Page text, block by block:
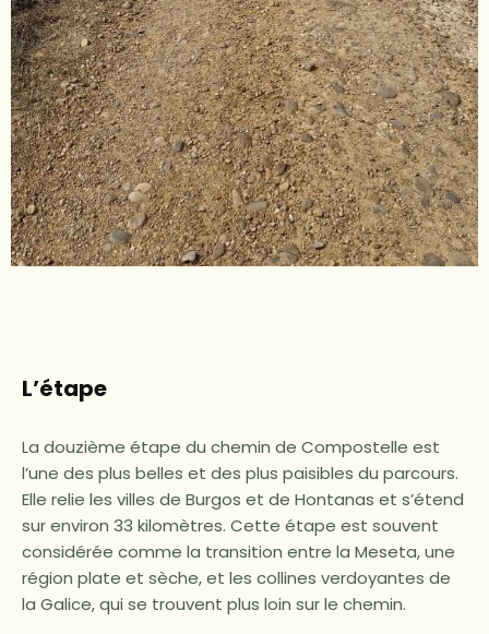
L’étape
La douzième étape du chemin de Compostelle est
l’une des plus belles et des plus paisibles du parcours.
Elle relie les villes de Burgos et de Hontanas et s’étend
sur environ 33 kilomètres. Cette étape est souvent
considérée comme la transition entre la Meseta, une
région plate et sèche, et les collines verdoyantes de
la Galice, qui se trouvent plus loin sur le chemin.